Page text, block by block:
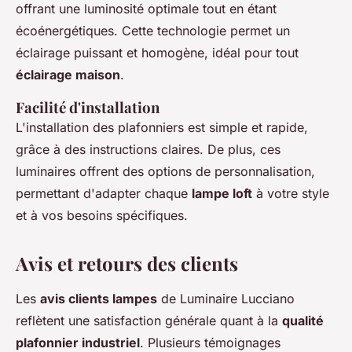
offrant une luminosité optimale tout en étant
écoénergétiques. Cette technologie permet un
éclairage puissant et homogène, idéal pour tout
éclairage maison.
Facilité d'installation
L'installation des plafonniers est simple et rapide,
grâce à des instructions claires. De plus, ces
luminaires offrent des options de personnalisation,
permettant d'adapter chaque lampe loft à votre style
et à vos besoins spécifiques.
Avis et retours des clients
Les avis clients lampes de Luminaire Lucciano
reflètent une satisfaction générale quant à la qualité
plafonnier industriel. Plusieurs témoignages